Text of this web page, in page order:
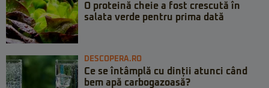
O proteină cheie a fost crescută în
salata verde pentru prima dată
DESCOPERA.RO
Ce se întâmplă cu dinții atunci când
bem apă carbogazoasă?